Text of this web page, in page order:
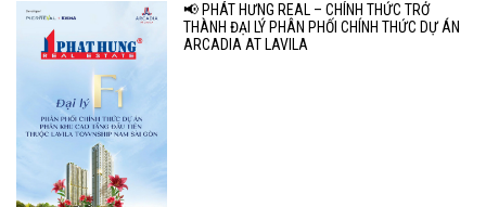
📢 PHÁT HƯNG REAL – CHÍNH THỨC TRỞ
THÀNH ĐẠI LÝ PHÂN PHỐI CHÍNH THỨC DỰ ÁN
ARCADIA AT LAVILA